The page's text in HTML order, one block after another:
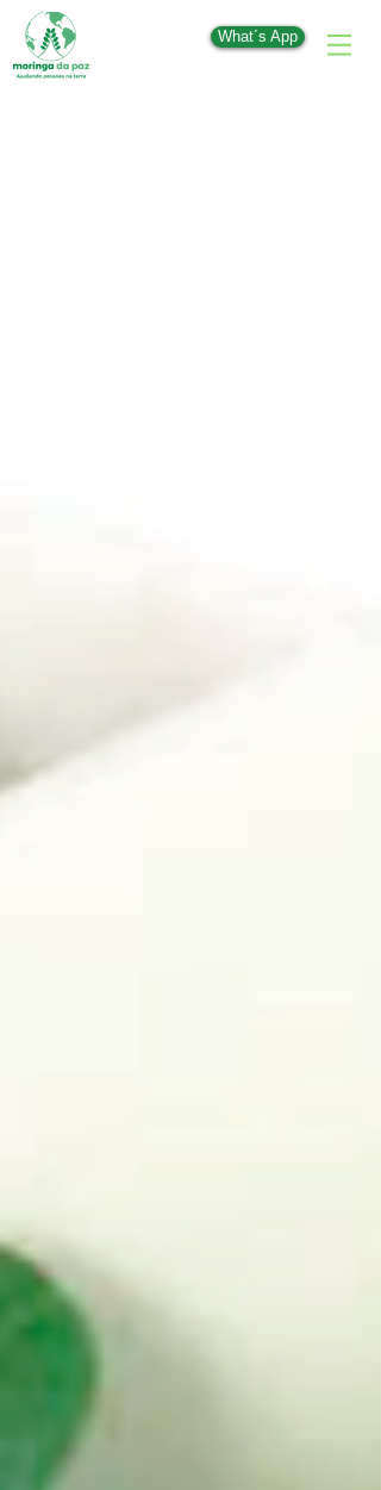
What´s App